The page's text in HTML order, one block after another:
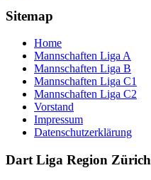
Sitemap
Home
Mannschaften Liga A
Mannschaften Liga B
Mannschaften Liga C1
Mannschaften Liga C2
Vorstand
Impressum
Datenschutzerklärung
Dart Liga Region Zürich